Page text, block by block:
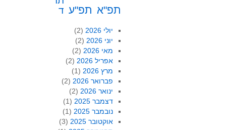
תפ"א תפ"ע ד
יולי 2026
(2)
יוני 2026
(2)
מאי 2026
(2)
אפריל 2026
(2)
מרץ 2026
(1)
פברואר 2026
(2)
ינואר 2026
(2)
דצמבר 2025
(1)
נובמבר 2025
(1)
אוקטובר 2025
(3)